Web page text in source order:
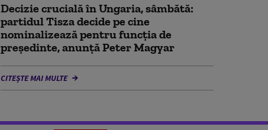
Decizie crucială în Ungaria, sâmbătă:
partidul Tisza decide pe cine
nominalizează pentru funcția de
președinte, anunță Peter Magyar
CITEȘTE MAI MULTE